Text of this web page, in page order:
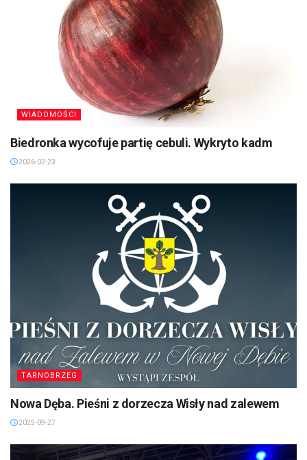
WIADOMOŚCI
Biedronka wycofuje partię cebuli. Wykryto kadm
2026-02-23
TARNOBRZEG
Nowa Dęba. Pieśni z dorzecza Wisły nad zalewem
2025-09-27